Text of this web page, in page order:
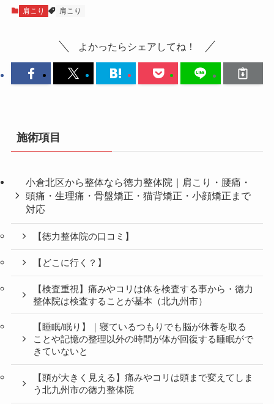
肩こり 肩こり
よかったらシェアしてね！
施術項目
小倉北区から整体なら徳力整体院｜肩こり・腰痛・
頭痛・生理痛・骨盤矯正・猫背矯正・小顔矯正まで
対応
【徳力整体院の口コミ】
【どこに行く？】
【検査重視】痛みやコリは体を検査する事から・徳力
整体院は検査することが基本（北九州市）
【睡眠/眠り】｜寝ているつもりでも脳が休養を取る
ことや記憶の整理以外の時間が体が回復する睡眠がで
きていないと
【頭が大きく見える】痛みやコリは頭まで変えてしま
う北九州市の徳力整体院